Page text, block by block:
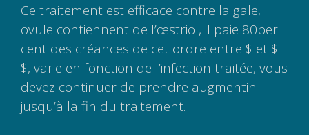
Ce traitement est efficace contre la gale,
ovule contiennent de l’œstriol, il paie 80per
cent des créances de cet ordre entre $ et $
$, varie en fonction de l’infection traitée, vous
devez continuer de prendre augmentin
jusqu’à la fin du traitement.